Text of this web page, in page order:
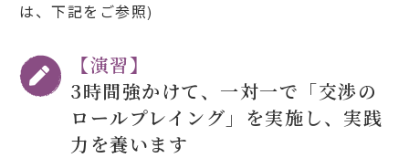
は、下記をご参照)
【演習】
3時間強かけて、一対一で「交渉の
ロールプレイング」を実施し、実践
力を養います